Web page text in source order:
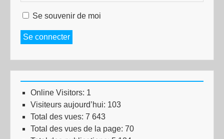
Se souvenir de moi
Se connecter
Online Visitors: 1
Visiteurs aujourd’hui: 103
Total des vues: 7 643
Total des vues de la page: 70